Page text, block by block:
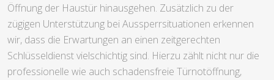
Öffnung der Haustür hinausgehen. Zusätzlich zu der
zügigen Unterstützung bei Aussperrsituationen erkennen
wir, dass die Erwartungen an einen zeitgerechten
Schlüsseldienst vielschichtig sind. Hierzu zählt nicht nur die
professionelle wie auch schadensfreie Türnotöffnung,